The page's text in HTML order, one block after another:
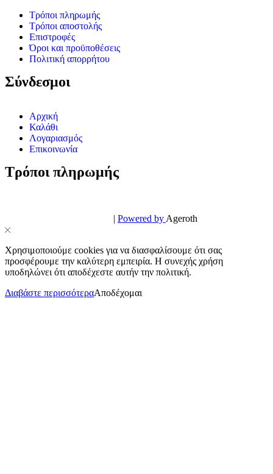
Τρόποι πληρωμής
Τρόποι αποστολής
Επιστροφές
Όροι και προϋποθέσεις
Πολιτική απορρήτου
Σύνδεσμοι
Αρχική
Καλάθι
Λογαριασμός
Επικοινωνία
Τρόποι πληρωμής
| Powered by Ageroth
Χρησιμοποιούμε cookies για να διασφαλίσουμε ότι σας
προσφέρουμε την καλύτερη εμπειρία. Η συνεχής χρήση
υποδηλώνει ότι αποδέχεστε αυτήν την πολιτική.
Διαβάστε περισσότεραΑποδέχομαι